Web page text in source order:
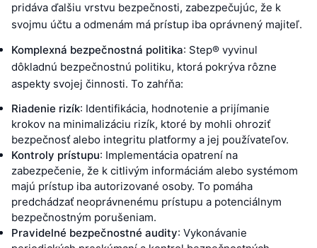
pridáva ďalšiu vrstvu bezpečnosti, zabezpečujúc, že k
svojmu účtu a odmenám má prístup iba oprávnený majiteľ.
Komplexná bezpečnostná politika: Step® vyvinul
dôkladnú bezpečnostnú politiku, ktorá pokrýva rôzne
aspekty svojej činnosti. To zahŕňa:
Riadenie rizík: Identifikácia, hodnotenie a prijímanie
krokov na minimalizáciu rizík, ktoré by mohli ohroziť
bezpečnosť alebo integritu platformy a jej používateľov.
Kontroly prístupu: Implementácia opatrení na
zabezpečenie, že k citlivým informáciám alebo systémom
majú prístup iba autorizované osoby. To pomáha
predchádzať neoprávnenému prístupu a potenciálnym
bezpečnostným porušeniam.
Pravidelné bezpečnostné audity: Vykonávanie